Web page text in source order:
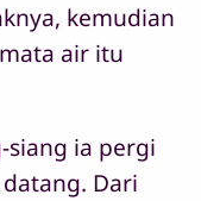
kemudian
air itu
siang ia pergi
Dari